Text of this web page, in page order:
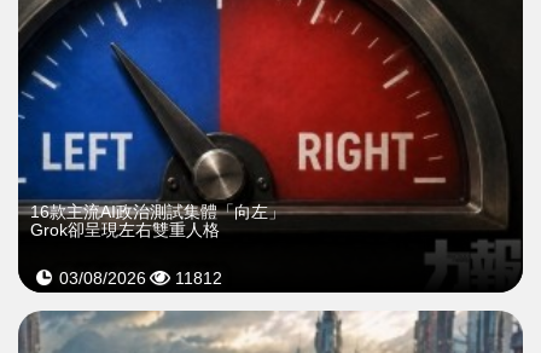
16款主流AI政治測試集體「向左」
Grok卻呈現左右雙重人格
03/08/2026 11812